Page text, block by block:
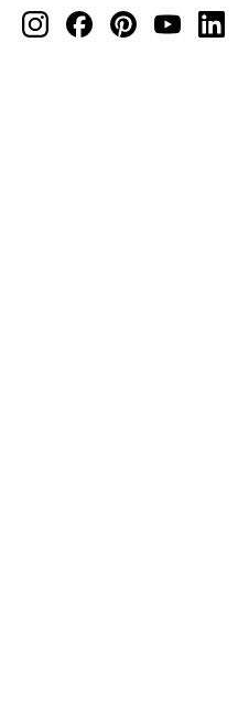
Minotti